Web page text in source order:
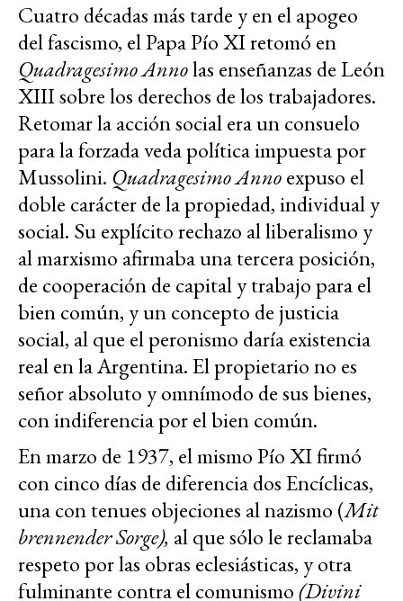
Cuatro décadas más tarde y en el apogeo
del fascismo, el Papa Pío XI retomó en
Quadragesimo Annolas enseñanzas de León
XIII sobre los derechos de los trabajadores.
Retomar la acción social era un consuelo
para la forzada veda política impuesta por
Mussolini. Quadragesimo Annoexpuso el
doble carácter de la propiedad, individual y
social. Su explícito rechazo al liberalismo y
al marxismo afirmaba una tercera posición,
de cooperación de capital y trabajo para el
bien común, y un concepto de justicia
social, al que el peronismo daría existencia
real en la Argentina. El propietario no es
señor absoluto y omnímodo de sus bienes,
con indiferencia por el bien común.
En marzo de 1937, el mismo Pío XI firmó
con cinco días de diferencia dos Encíclicas,
una con tenues objeciones al nazismo (Mit
brennender Sorge), al que sólo le reclamaba
respeto por las obras eclesiásticas, y otra
fulminante contra el comunismo(Divini